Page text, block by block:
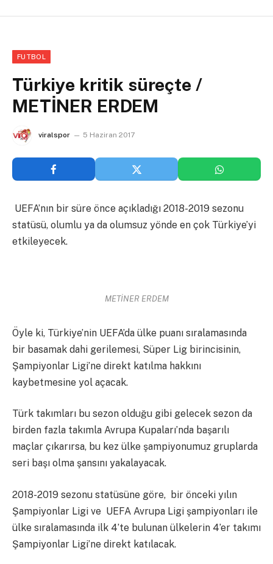
FUTBOL
Türkiye kritik süreçte /
METİNER ERDEM
viralspor 5 Haziran 2017
UEFA’nın bir süre önce açıkladığı 2018-2019 sezonu
statüsü, olumlu ya da olumsuz yönde en çok Türkiye’yi
etkileyecek.
METİNER ERDEM
Öyle ki, Türkiye’nin UEFA’da ülke puanı sıralamasında
bir basamak dahi gerilemesi, Süper Lig birincisinin,
Şampiyonlar Ligi’ne direkt katılma hakkını
kaybetmesine yol açacak.
Türk takımları bu sezon olduğu gibi gelecek sezon da
birden fazla takımla Avrupa Kupaları’nda başarılı
maçlar çıkarırsa, bu kez ülke şampiyonumuz gruplarda
seri başı olma şansını yakalayacak.
2018-2019 sezonu statüsüne göre, bir önceki yılın
Şampiyonlar Ligi ve UEFA Avrupa Ligi şampiyonları ile
ülke sıralamasında ilk 4’te bulunan ülkelerin 4’er takımı
Şampiyonlar Ligi’ne direkt katılacak.